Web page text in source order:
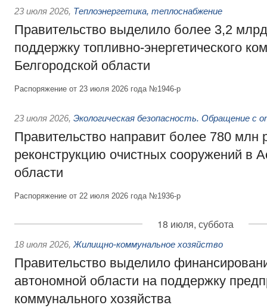
23 июля 2026, Теплоэнергетика, теплоснабжение
Правительство выделило более 3,2
поддержку топливно-энергетического
Белгородской области
Распоряжение от 23 июля 2026 года №1946-р
23 июля 2026, Экологическая безопасность. Обращение с
Правительство направит более 780 млн
реконструкцию очистных сооружений в
области
Распоряжение от 22 июля 2026 года №1936-р
18 июля, суббота
18 июля 2026, Жилищно-коммунальное хозяйство
Правительство выделило
автономной области на поддержку
коммунального хозяйства